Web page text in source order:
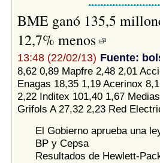
BME ganó 135,5
12,7% menos
13:48 (22/02/13) Fuente:
8,62 0,89 Mapfre 2,48 2,01
Enagas 18,35 1,19 Acerinox
2,22 Inditex 101,40 1,67
Grifols A 27,32 2,23 Red
El Gobierno aprueba una
BP y Cepsa
Resultados de Hewlett-